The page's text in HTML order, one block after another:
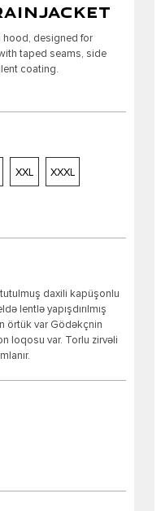
hood, designed for
taped seams, side
coating.
XXL XXXL
daxili kapüşonlu
lentlə yapışdırılmış
örtük var Gödəkçnin
loqosu var. Torlu zirvəli